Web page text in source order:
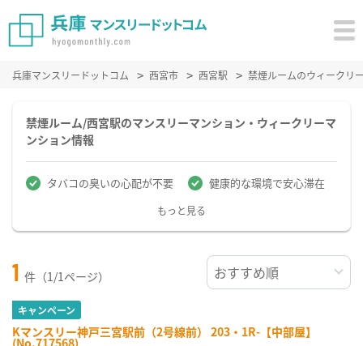
兵庫マンスリードットコム 西宮市 西宮駅 禁煙ルームのウィークリ
禁煙ルーム/西宮駅のマンスリーマンション・ウィークリーマ
ンション情報
タバコの臭いの心配が不要 健康的な環境で安心滞在
もっと見る
1 件（1/1ページ）
キャンペーン
Kマンスリー神戸三宮駅前（2号線前） 203・1R-【中部屋】